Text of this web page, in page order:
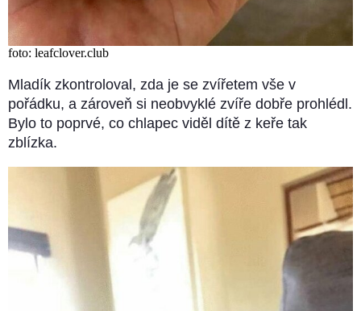
foto: leafclover.club
Mladík zkontroloval, zda je se zvířetem vše v
pořádku, a zároveň si neobvyklé zvíře dobře prohlédl.
Bylo to poprvé, co chlapec viděl dítě z keře tak
zblízka.